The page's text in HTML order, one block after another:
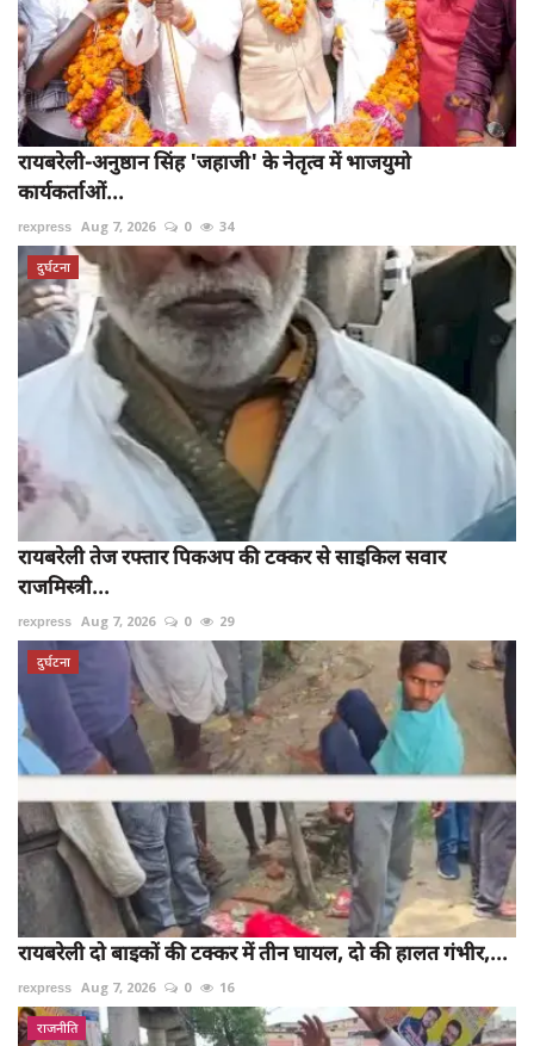
रायबरेली-अनुष्ठान सिंह 'जहाजी' के नेतृत्व में भाजयुमो
कार्यकर्ताओं...
rexpress Aug 7, 2026 0 34
दुर्घटना
रायबरेली तेज रफ्तार पिकअप की टक्कर से साइकिल सवार
राजमिस्त्री...
rexpress Aug 7, 2026 0 29
दुर्घटना
रायबरेली दो बाइकों की टक्कर में तीन घायल, दो की हालत गंभीर,...
rexpress Aug 7, 2026 0 16
राजनीति